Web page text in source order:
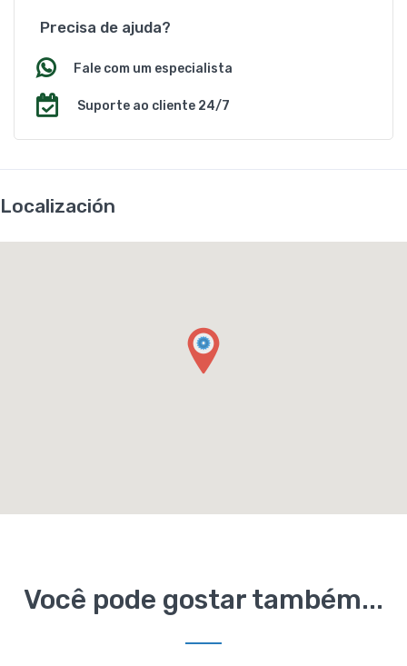
Precisa de ajuda?
Fale com um especialista
Suporte ao cliente 24/7
Localización
Você pode gostar também...